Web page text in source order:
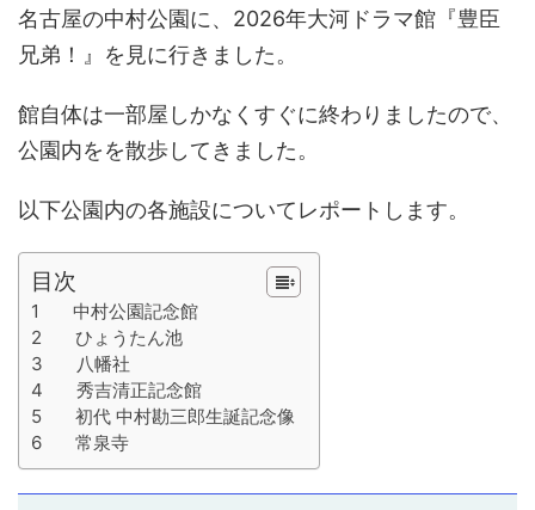
名古屋の中村公園に、2026年大河ドラマ館『豊臣
兄弟！』を見に行きました。
館自体は一部屋しかなくすぐに終わりましたので、
公園内をを散歩してきました。
以下公園内の各施設についてレポートします。
目次
1 中村公園記念館
2 ひょうたん池
3 八幡社
4 秀吉清正記念館
5 初代 中村勘三郎生誕記念像
6 常泉寺